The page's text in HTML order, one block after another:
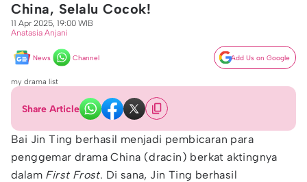
China, Selalu Cocok!
11 Apr 2025, 19:00 WIB
Anatasia Anjani
News Channel Add Us on Google
my drama list
Share Article
Bai Jin Ting berhasil menjadi pembicaran para
penggemar drama China (dracin) berkat aktingnya
dalam First Frost. Di sana, Jin Ting berhasil